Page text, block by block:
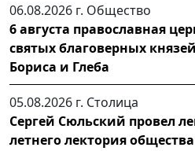
06.08.2026 г. Общество
6 августа православная
святых благоверных
Бориса и Глеба
05.08.2026 г. Столица
Сергей Сюльский провел
летнего лектория